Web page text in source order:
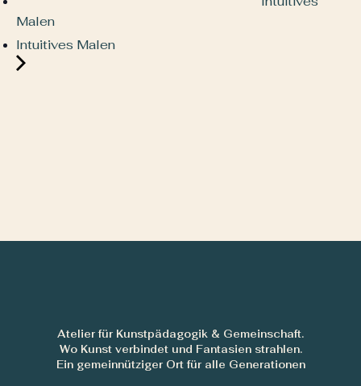
Malen
Intuitives Malen
Atelier für Kunstpädagogik & Gemeinschaft.
Wo Kunst verbindet und Fantasien strahlen.
Ein gemeinnütziger Ort für alle Generationen